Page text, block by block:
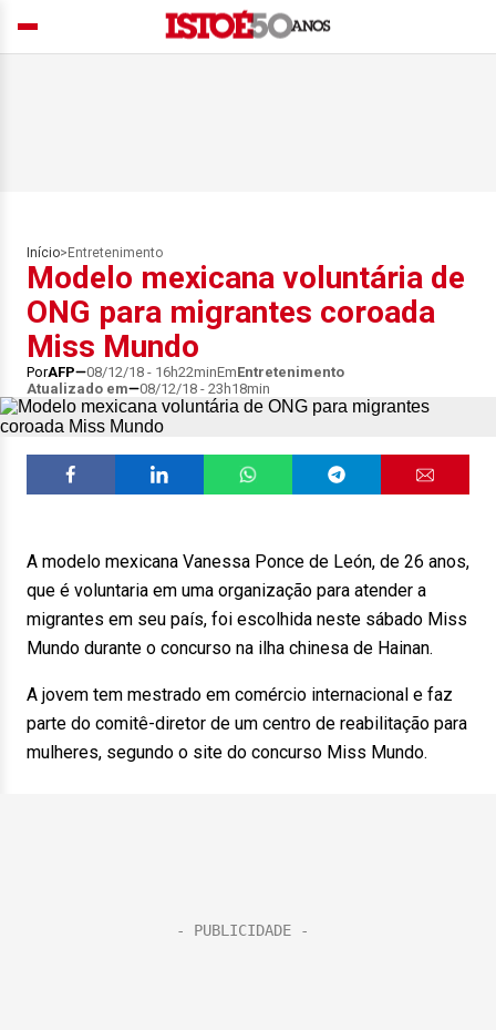
Início> Entretenimento
Modelo mexicana voluntária de
ONG para migrantes coroada
Miss Mundo
PorAFP 08/12/18 - 16h22minEmEntretenimento
Atualizado em
08/12/18 - 23h18min
A modelo mexicana Vanessa Ponce de León, de 26 anos,
que é voluntaria em uma organização para atender a
migrantes em seu país, foi escolhida neste sábado Miss
Mundo durante o concurso na ilha chinesa de Hainan.
A jovem tem mestrado em comércio internacional e faz
parte do comitê-diretor de um centro de reabilitação para
mulheres, segundo o site do concurso Miss Mundo.